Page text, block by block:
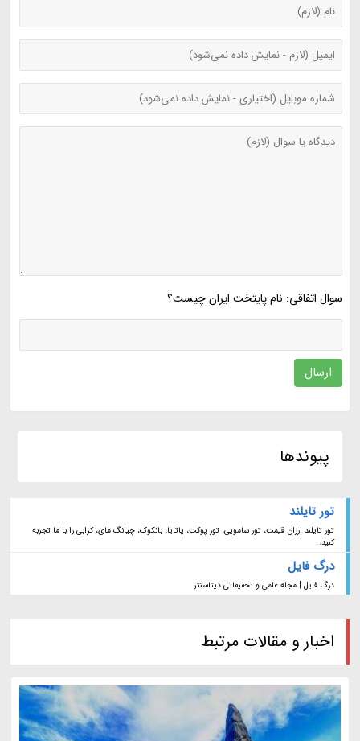
سوال اتفاقی: نام پایتخت ایران چیست؟
ارسال
پیوندها
تور تایلند
تور تایلند ارزان قیمت، تور سامویی، تور پوکت، پاتایا، بانکوک، چیانگ مای، کرابی را با ما تجربه
کنید.
درگ فایل
درگ فایل | مجله علمی و تحقیقاتی دیتاسنتر
اخبار و مقالات مرتبط